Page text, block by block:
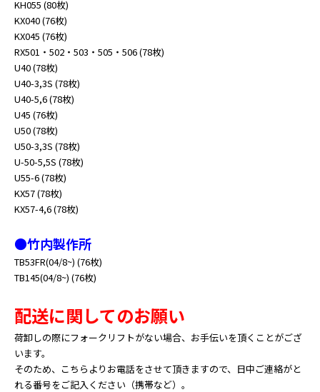
KH055 (80枚)
KX040 (76枚)
KX045 (76枚)
RX501・502・503・505・506 (78枚)
U40 (78枚)
U40-3,3S (78枚)
U40-5,6 (78枚)
U45 (76枚)
U50 (78枚)
U50-3,3S (78枚)
U-50-5,5S (78枚)
U55-6 (78枚)
KX57 (78枚)
KX57-4,6 (78枚)
●竹内製作所
TB53FR(04/8~) (76枚)
TB145(04/8~) (76枚)
配送に関してのお願い
荷卸しの際にフォークリフトがない場合、お手伝いを頂くことがござ
います。
そのため、こちらよりお電話をさせて頂きますので、日中ご連絡がと
れる番号をご記入ください（携帯など）。